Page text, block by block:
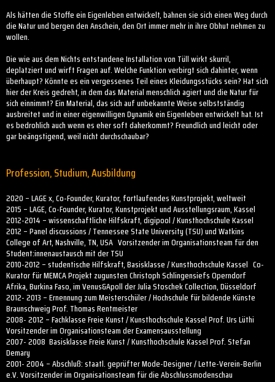
Als hätten die Stoffe ein Eigenleben entwickelt, bahnen sie sich einen Weg durch
die Natur und bergen den Anschein, den Ort immer mehr in ihre Obhut nehmen zu
wollen.
Die wie aus dem Nichts entstandene Installation von Tüll wirkt skurril,
deplatziert und wirft Fragen auf. Welche Funktion verbirgt sich dahinter, wenn
überhaupt? Könnte es ein vergessenes Teil eines Kleidungsstücks sein? Hat sich
hier der Kreis gedreht, in dem das Material menschlich agiert und die Natur für
sich einnimmt? Ein Material, das sich auf unbekannte Weise selbstständig
ausbreitet und in einer eigenwilligen Dynamik ein Eigenleben entwickelt hat. Ist
es bedrohlich auch wenn es eher soft daherkommt? Freundlich und leicht oder
gar beängstigend, weil nicht durchschaubar?
Profession, Studium, Ausbildung
2020 – LAGE x, Co-Founder, Kurator, fortlaufendes Kunstprojekt, weltweit
2015 – LAGE, Co-Founder, Kurator, Kunstprojekt und Ausstellungsraum, Kassel
2012-2014 – wissenschaftliche Hilfskraft, digipool / Kunsthochschule Kassel
2012 – Panel discussions / Tennessee State University (TSU) und Watkins
College of Art, Nashville, TN, USA Vorsitzender im Organisationsteam für den
Student:innenaustausch mit der TSU
2010-2012 – studentische Hilfskraft, Basisklasse / Kunsthochschule Kassel Co-
Kurator für MEMCA Projekt zugunsten Christoph Schlingensiefs Operndorf
Afrika, Burkina Faso, im Venus&Apoll der Julia Stoschek Collection, Düsseldorf
2012- 2013 – Ernennung zum Meisterschüler / Hochschule für bildende Künste
Braunschweig Prof. Thomas Rentmeister
2008- 2012 – Fachklasse Freie Kunst / Kunsthochschule Kassel Prof. Urs Lüthi
Vorsitzender im Organisationsteam der Examensausstellung
2007- 2008 Basisklasse Freie Kunst / Kunsthochschule Kassel Prof. Stefan
Demary
2001- 2004 – Abschluß: staatl. geprüfter Mode-Designer / Lette-Verein-Berlin
e.V. Vorsitzender im Organisationsteam für die Abschlussmodenschau